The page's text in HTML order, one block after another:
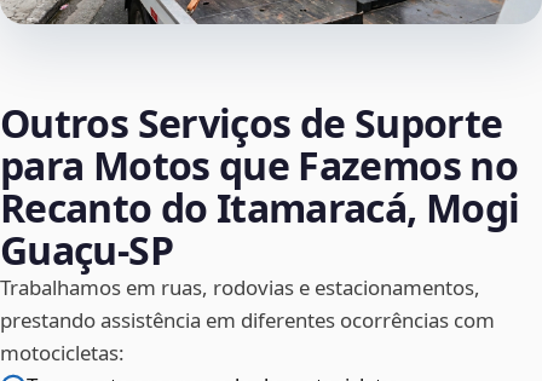
Outros Serviços de Suporte
para Motos que Fazemos no
Recanto do Itamaracá, Mogi
Guaçu‑SP
Trabalhamos em ruas, rodovias e estacionamentos,
prestando assistência em diferentes ocorrências com
motocicletas: